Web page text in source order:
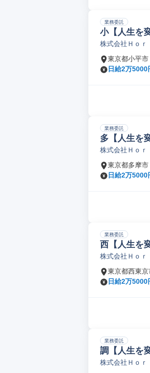
業務委託
小【人生を
株式会社Ｈｏｒ
東京都小平市
日給2万5000
業務委託
多【人生を
株式会社Ｈｏｒ
東京都多摩市
日給2万5000
業務委託
西【人生を
株式会社Ｈｏｒ
東京都西東京
日給2万5000
業務委託
調【人生を
株式会社Ｈｏｒ